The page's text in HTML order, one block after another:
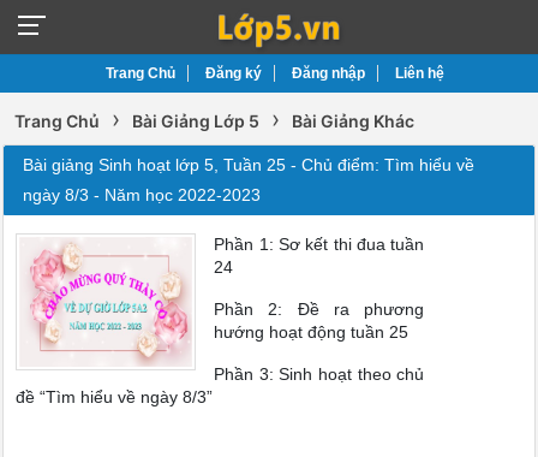
Trang Chủ Đăng ký Đăng nhập Liên hệ
Trang Chủ › Bài Giảng Lớp 5 › Bài Giảng Khác
Bài giảng Sinh hoạt lớp 5, Tuần 25 - Chủ điểm: Tìm hiểu về
ngày 8/3 - Năm học 2022-2023
Phần 1: Sơ kết thi đua tuần
24
Phần 2: Đề ra phương
hướng hoạt động tuần 25
Phần 3: Sinh hoạt theo chủ
đề “Tìm hiểu về ngày 8/3”